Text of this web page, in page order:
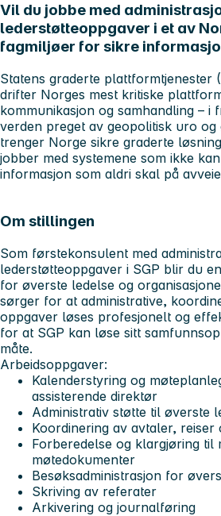
Vil du jobbe med
lederstøtteoppgaver i et av
fagmiljøer for sikre
Statens graderte plattformtjenester
drifter Norges mest kritiske
kommunikasjon og samhandling – i
verden preget av geopolitisk uro
trenger Norge sikre graderte
jobber med systemene som ikke
informasjon som aldri skal på
Om stillingen
Som førstekonsulent med
lederstøtteoppgaver i SGP blir du
for øverste ledelse og
sørger for at administrative,
oppgaver løses profesjonelt og
for at SGP kan løse sitt
måte.
Arbeidsoppgaver:
Kalenderstyring og
assisterende direktør
Administrativ støtte til øverste
Koordinering av avtaler, reiser
Forberedelse og klargjøring til
møtedokumenter
Besøksadministrasjon for
Skriving av referater
Arkivering og journalføring